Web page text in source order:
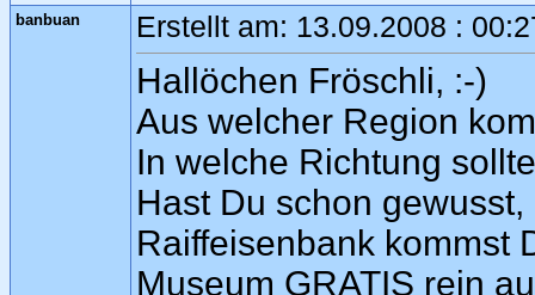
banbuan Erstellt am: 13.09.2008 :
Hallöchen Fröschli, :-)
Aus welcher Region
In welche Richtung
Hast Du schon
Raiffeisenbank kommst
Museum GRATIS rein